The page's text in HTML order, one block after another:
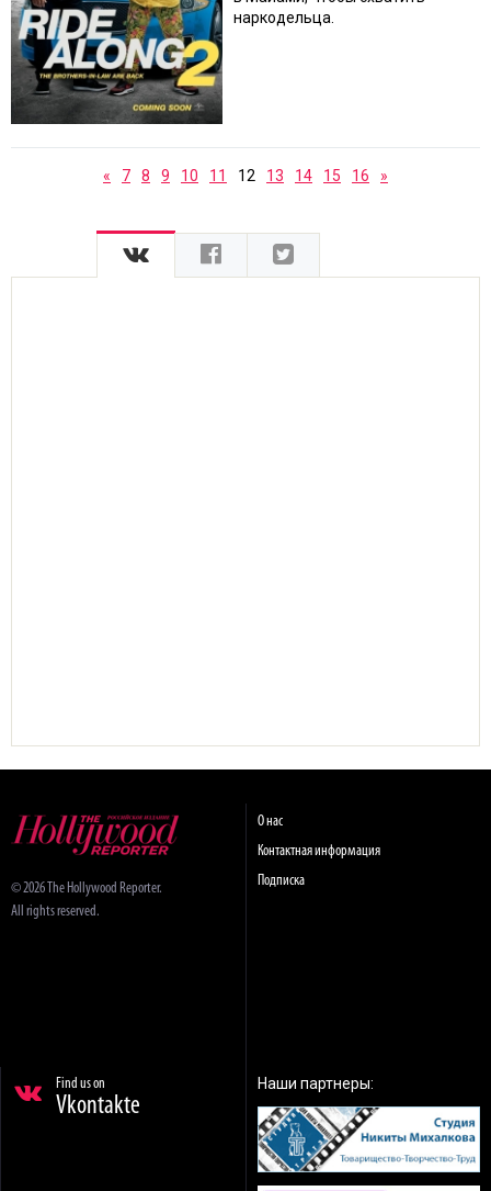
наркодельца.
« 7 8 9 10 11 12 13 14 15 16 »
© 2026 The Hollywood Reporter.
All rights reserved.
О нас
Контактная информация
Подписка
Find us on
Vkontakte
Наши партнеры: